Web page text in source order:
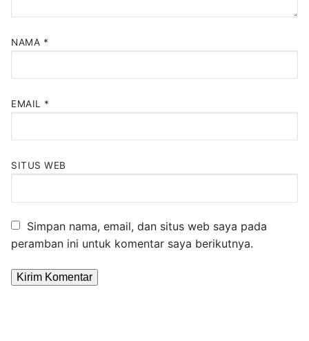
NAMA *
EMAIL *
SITUS WEB
Simpan nama, email, dan situs web saya pada
peramban ini untuk komentar saya berikutnya.